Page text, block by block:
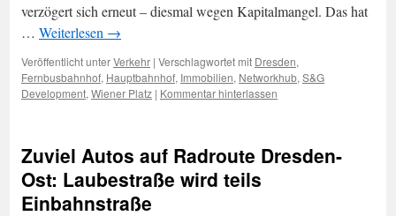
verzögert sich erneut – diesmal wegen Kapitalmangel. Das hat
… Weiterlesen →
Veröffentlicht unterVerkehr | Verschlagwortet mit Dresden,
Fernbusbahnhof, Hauptbahnhof, Immobilien, Networkhub, S&G
Development, Wiener Platz | Kommentar hinterlassen
Zuviel Autos auf Radroute Dresden-
Ost: Laubestraße wird teils
Einbahnstraße